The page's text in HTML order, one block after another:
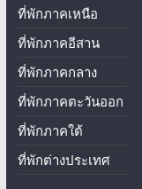
ที่พักภาคเหนือ
ที่พักภาคอีสาน
ที่พักภาคกลาง
ที่พักภาคตะวันออก
ที่พักภาคใต้
ที่พักต่างประเทศ